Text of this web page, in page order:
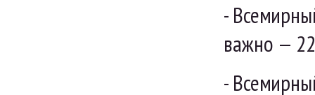
-
важно —
-